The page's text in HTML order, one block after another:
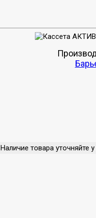
Наличие товара уточняйте